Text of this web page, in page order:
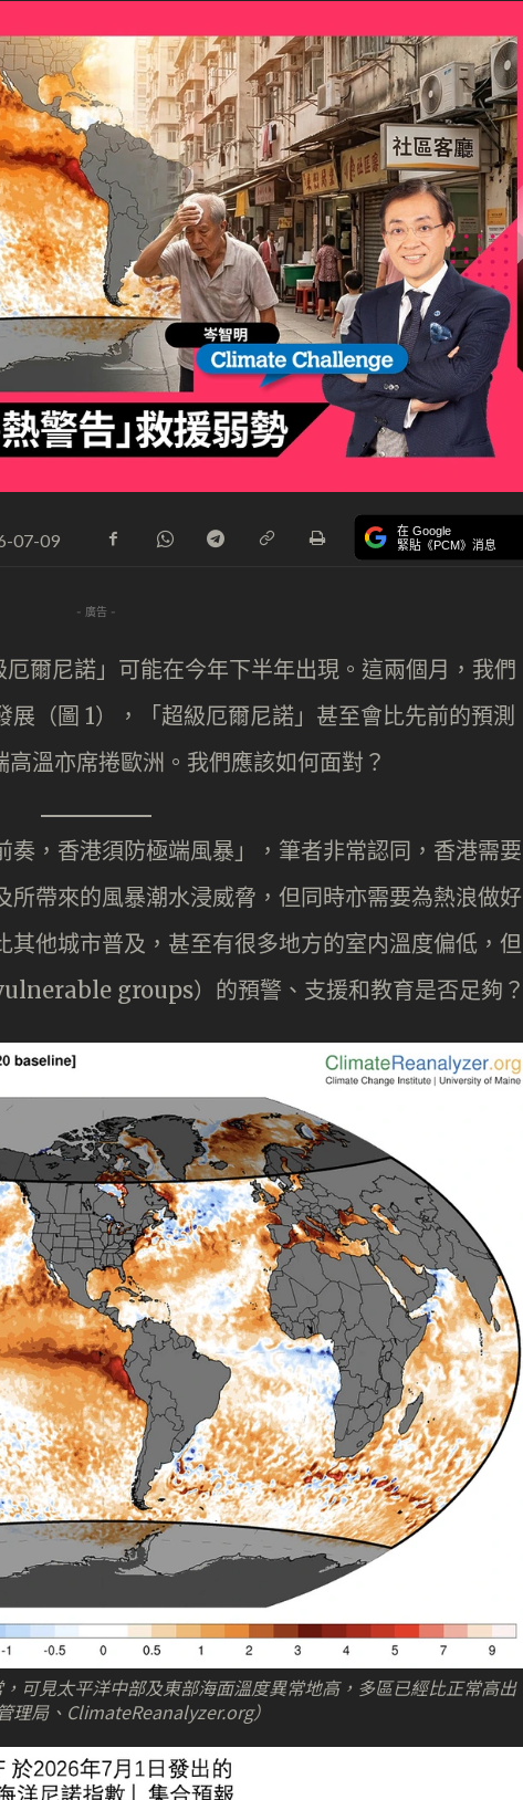
07-09 在 Google
緊貼《PCM》消息
- 廣告 -
厄爾尼諾」可能在今年下半年出現。這兩個月，我們
（圖 1），「超級厄爾尼諾」甚至會比先前的預測
溫亦席捲歐洲。我們應該如何面對？
奏，香港須防極端風暴」，筆者非常認同，香港需要
所帶來的風暴潮水浸威脅，但同時亦需要為熱浪做好
其他城市普及，甚至有很多地方的室内溫度偏低，但
groups）的預警、支援和教育是否足夠？
可見太平洋中部及東部海面溫度異常地高，多區已經比正常高出
理局、ClimateReanalyzer.org）